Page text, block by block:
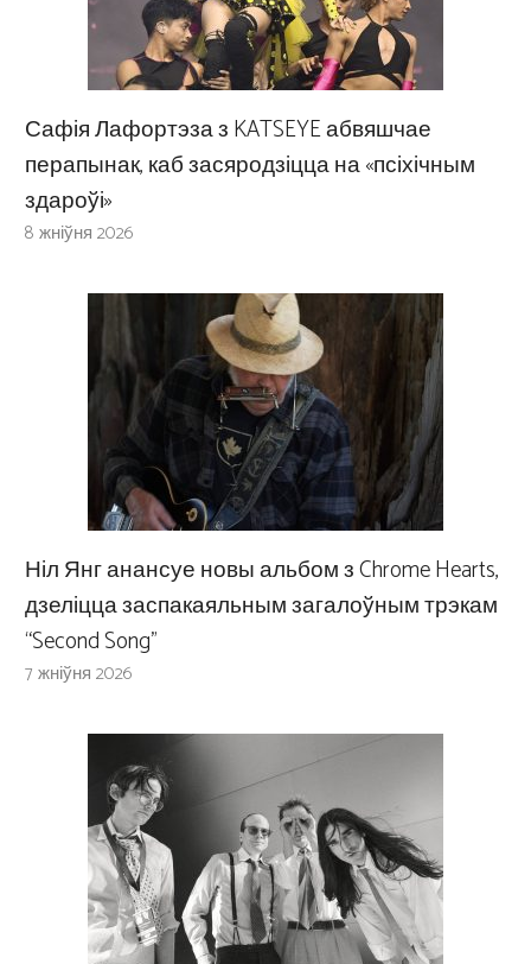
Сафія Лафортэза з KATSEYE абвяшчае
перапынак, каб засяродзіцца на «псіхічным
здароўі»
8 жніўня 2026
Ніл Янг анансуе новы альбом з Chrome Hearts,
дзеліцца заспакаяльным загалоўным трэкам
“Second Song”
7 жніўня 2026